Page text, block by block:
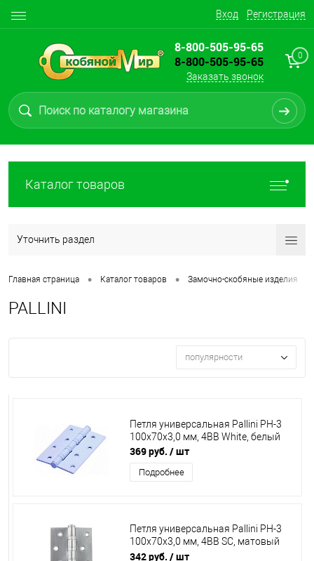
Вход Регистрация
8-800-505-95-65
8-800-505-95-65
Заказать звонок
0
Каталог товаров
Уточнить раздел
Главная страница • Каталог товаров • Замочно-скобяные изделия
PALLINI
популярности
Петля универсальная Pallini PH-3
100х70х3,0 мм, 4BB White, белый
369 руб. / шт
Подробнее
Петля универсальная Pallini PH-3
100х70х3,0 мм, 4ВВ SC, матовый
хром
342 руб. / шт